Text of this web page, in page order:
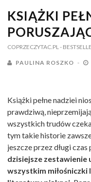
KSIĄŻKI
COPRZECZYTAC.PL -
PAULINA ROSZKO
Książki pełne nadziei
prawdziwą,
wszystkich trudów
tym takie historie
jeszcze przez długi
dzisiejsze zestawienie
wszystkim